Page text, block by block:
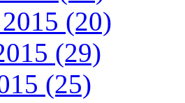
(20)
(29)
(25)